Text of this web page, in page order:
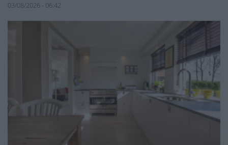
03/08/2026 - 06:42